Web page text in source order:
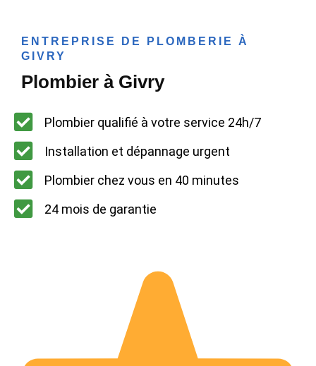
ENTREPRISE DE PLOMBERIE À
GIVRY
Plombier à Givry
Plombier qualifié à votre service 24h/7
Installation et dépannage urgent
Plombier chez vous en 40 minutes
24 mois de garantie